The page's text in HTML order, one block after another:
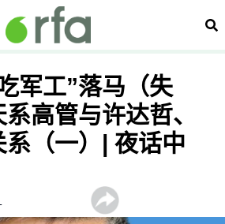
搜
军工”落马（失
高管与许达哲、
（一）| 夜话中